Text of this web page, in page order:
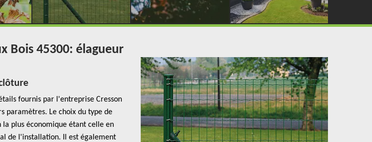
Bois 45300: élagueur
fournis par l'entreprise Cresson
paramètres. Le choix du type de
plus économique étant celle en
de l'installation. Il est également